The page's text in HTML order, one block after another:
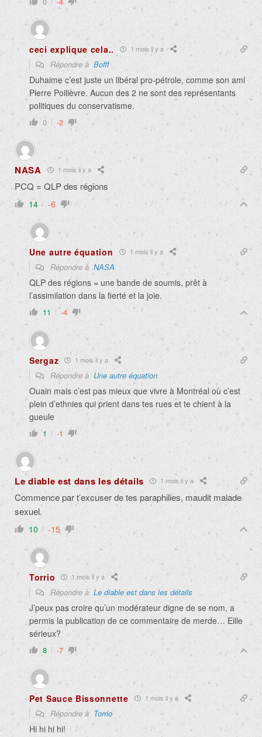
ceci explique cela.. 1 mois il y a
Répondre à Bofff
Duhaime c’est juste un libéral pro-pétrole, comme son ami
Pierre Poilièvre. Aucun des 2 ne sont des représentants
politiques du conservatisme.
0 -2
NASA 1 mois il y a
PCQ = QLP des régions
14 -6
Une autre équation 1 mois il y a
Répondre à NASA
QLP des régions = une bande de soumis, prêt à
l’assimilation dans la fierté et la joie.
11 -4
Sergaz 1 mois il y a
Répondre à Une autre équation
Ouain mais c’est pas mieux que vivre à Montréal où c’est
plein d’ethnies qui prient dans tes rues et te chient à la
gueule
1 -1
Le diable est dans les détails 1 mois il y a
Commence par t’excuser de tes paraphilies, maudit malade
sexuel.
10 -15
Torrio 1 mois il y a
Répondre à Le diable est dans les détails
J’peux pas croire qu’un modérateur digne de se nom, a
permis la publication de ce commentaire de merde… Eille
sérieux?
8 -7
Pet Sauce Bissonnette 1 mois il y a
Répondre à Torrio
Hi hi hi hi!